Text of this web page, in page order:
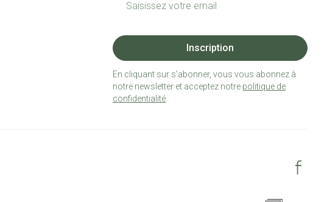
Inscription
En cliquant sur s'abonner, vous vous abonnez à
notre newsletter et acceptez notre politique de
confidentialité